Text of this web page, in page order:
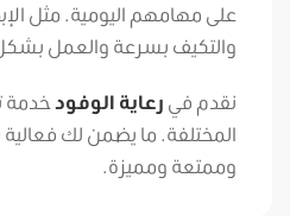
على مهامهم اليومية. مثل
والتكيف بسرعة والعمل
نقدم في رعاية الوفودخدمة
المختلفة. ما يضمن لك فعالية
وممتعة ومميزة.